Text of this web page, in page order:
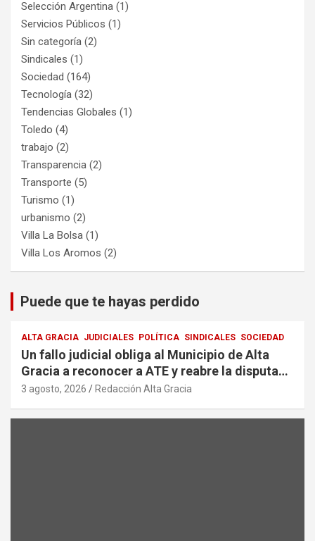
Selección Argentina (1)
Servicios Públicos (1)
Sin categoría (2)
Sindicales (1)
Sociedad (164)
Tecnología (32)
Tendencias Globales (1)
Toledo (4)
trabajo (2)
Transparencia (2)
Transporte (5)
Turismo (1)
urbanismo (2)
Villa La Bolsa (1)
Villa Los Aromos (2)
Puede que te hayas perdido
ALTA GRACIA JUDICIALES POLÍTICA SINDICALES SOCIEDAD
Un fallo judicial obliga al Municipio de Alta
Gracia a reconocer a ATE y reabre la disputa
por la representación sindical
3 agosto, 2026 Redacción Alta Gracia